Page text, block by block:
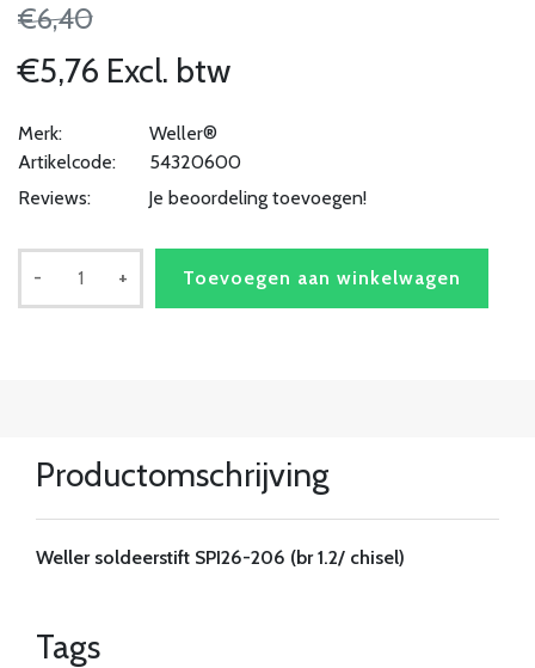
€6,40
€5,76 Excl. btw
Merk:
Weller®
Artikelcode:
54320600
Reviews:
Je beoordeling toevoegen!
- + Toevoegen aan winkelwagen
Productomschrijving
Weller soldeerstift SPI26-206 (br 1.2/ chisel)
Tags